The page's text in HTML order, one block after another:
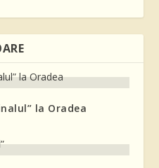
la Oradea